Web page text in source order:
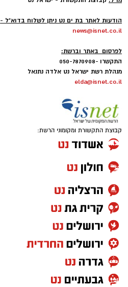
הודעות לאתר בת ים נט ניתן לשלוח בדוא"ל -
news@isnet.co.il
לפרסום באתר וברשת:
התקשרו -050-7870908
מנהלת רשת ישראל נט אלדה נתנאל
elda@isnet.co.il
קבוצת התקשורת ומקומוני הרשת: